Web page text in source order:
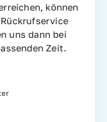
können
uns dann bei
Zeit.